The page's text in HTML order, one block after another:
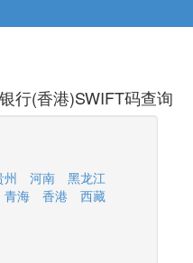
行(香港)SWIFT码查询
州 河南
黑龙江
青海 香港
西藏